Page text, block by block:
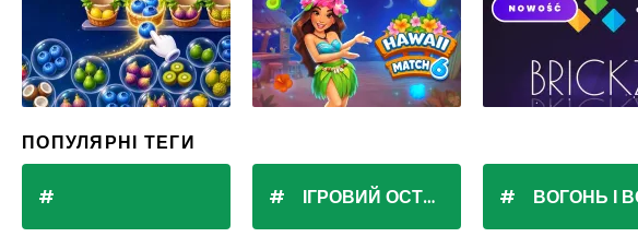
ПОПУЛЯРНІ ТЕГИ
ІГРОВИЙ ОСТРІВ ВОГОНЬ І